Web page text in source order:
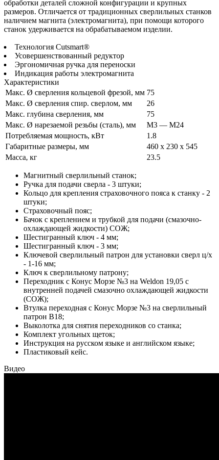
обработки деталей сложной конфигурации и крупных
размеров. Отличается от традиционных сверлильных станков
наличием магнита (электромагнита), при помощи которого
станок удерживается на обрабатываемом изделии.
Технология Cutsmart®
Усовершенствованный редуктор
Эргономичная ручка для переноски
Индикация работы электромагнита
Характеристики
Макс. Ø сверления кольцевой фрезой, мм 75
Макс. Ø сверления спир. сверлом, мм
26
Макс. глубина сверления, мм
75
Макс. Ø нарезаемой резьбы (сталь), мм
М3 — М24
Потребляемая мощность, кВт
1.8
Габаритные размеры, мм
460 x 230 x 545
Масса, кг
23.5
Магнитный сверлильный станок;
Ручка для подачи сверла - 3 штуки;
Кольцо для крепления страховочного пояса к станку - 2
штуки;
Страховочный пояс;
Бачок с креплением и трубкой для подачи (смазочно-
охлаждающей жидкости) СОЖ;
Шестигранный ключ - 4 мм;
Шестигранный ключ - 3 мм;
Ключевой сверлильный патрон для установки сверл ц/х
- 1-16 мм;
Ключ к сверлильному патрону;
Переходник с Конус Морзе №3 на Weldon 19,05 с
внутренней подачей смазочно охлаждающей жидкости
(СОЖ);
Втулка переходная с Конус Морзе №3 на сверлильный
патрон B18;
Выколотка для снятия переходников со станка;
Комплект угольных щеток;
Инструкция на русском языке и английском языке;
Пластиковый кейс.
Видео